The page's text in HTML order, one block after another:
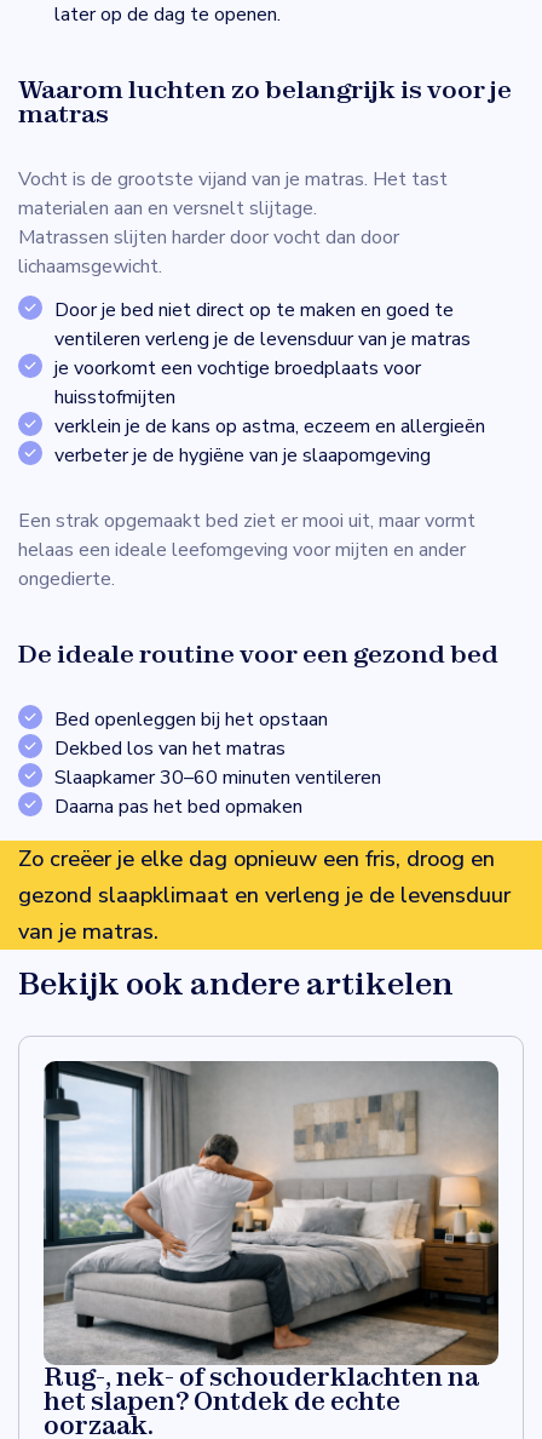
later op de dag te openen.
Waarom luchten zo belangrijk is voor je
matras
Vocht is de grootste vijand van je matras. Het tast
materialen aan en versnelt slijtage.
Matrassen slijten harder door vocht dan door
lichaamsgewicht.
Door je bed niet direct op te maken en goed te
ventileren verleng je de levensduur van je matras
je voorkomt een vochtige broedplaats voor
huisstofmijten
verklein je de kans op astma, eczeem en allergieën
verbeter je de hygiëne van je slaapomgeving
Een strak opgemaakt bed ziet er mooi uit, maar vormt
helaas een ideale leefomgeving voor mijten en ander
ongedierte.
De ideale routine voor een gezond bed
Bed openleggen bij het opstaan
Dekbed los van het matras
Slaapkamer 30–60 minuten ventileren
Daarna pas het bed opmaken
Zo creëer je elke dag opnieuw een fris, droog en
gezond slaapklimaat en verleng je de levensduur
van je matras.
Bekijk ook andere artikelen
Rug-, nek- of schouderklachten na
het slapen? Ontdek de echte
oorzaak.